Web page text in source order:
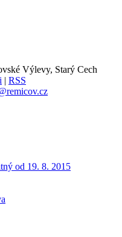
Výlevy, Starý Cech
| RSS
od 19. 8. 2015